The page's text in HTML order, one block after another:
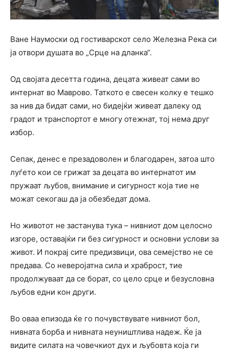
Ване Наумоски од гостиварскот село Железна Река си
ја отвори душата во „Срце на дланка“.
Од својата десетта година, децата живеат сами во
интернат во Маврово. Таткото е свесен колку е тешко
за нив да бидат сами, но бидејќи живеат далеку од
градот и транспортот е многу отежнат, тој нема друг
избор.
Сепак, денес е презадоволен и благодарен, затоа што
луѓето кои се грижат за децата во интернатот им
пружаат љубов, внимание и сигурност која тие не
можат секогаш да ја обезбедат дома.
Но животот не застанува тука – нивниот дом целосно
изгоре, оставајќи ги без сигурност и основни услови за
живот. И покрај сите предизвици, ова семејство не се
предава. Со неверојатна сила и храброст, тие
продолжуваат да се борат, со цело срце и безусловна
љубов едни кон други.
Во оваа епизода ќе го почувствувате нивниот бол,
нивната борба и нивната неуништлива надеж. Ќе ја
видите силата на човечкиот дух и љубовта која ги